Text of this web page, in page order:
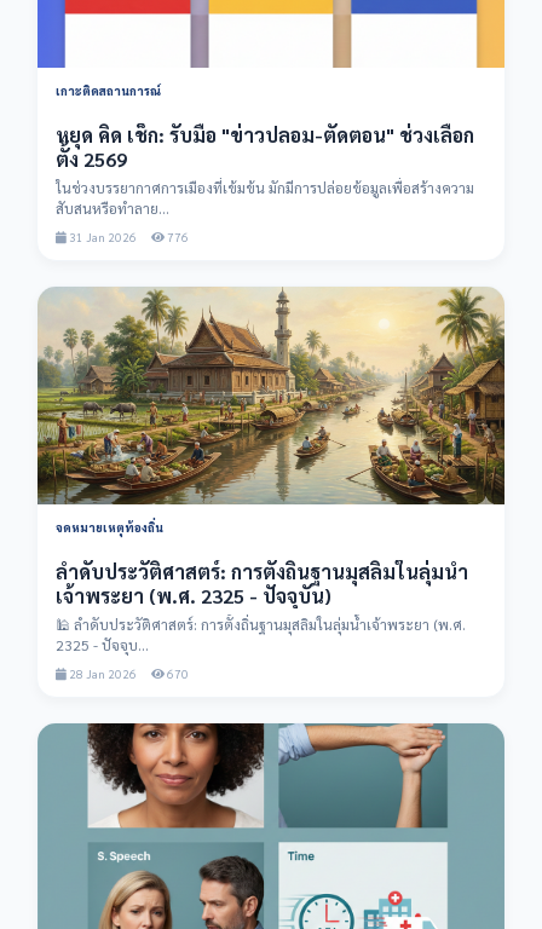
เกาะติดสถานการณ์
หยุด คิด เช็ก: รับมือ "ข่าวปลอม-ตัดตอน" ช่วงเลือก
ตั้ง 2569
ในช่วงบรรยากาศการเมืองที่เข้มข้น มักมีการปล่อยข้อมูลเพื่อสร้างความ
สับสนหรือทำลาย...
31 Jan 2026 776
จดหมายเหตุท้องถิ่น
ลำดับประวัติศาสตร์: การตั้งถิ่นฐานมุสลิมในลุ่มน้ำ
เจ้าพระยา (พ.ศ. 2325 - ปัจจุบัน)
🕌 ลำดับประวัติศาสตร์: การตั้งถิ่นฐานมุสลิมในลุ่มน้ำเจ้าพระยา (พ.ศ.
2325 - ปัจจุบ...
28 Jan 2026 670